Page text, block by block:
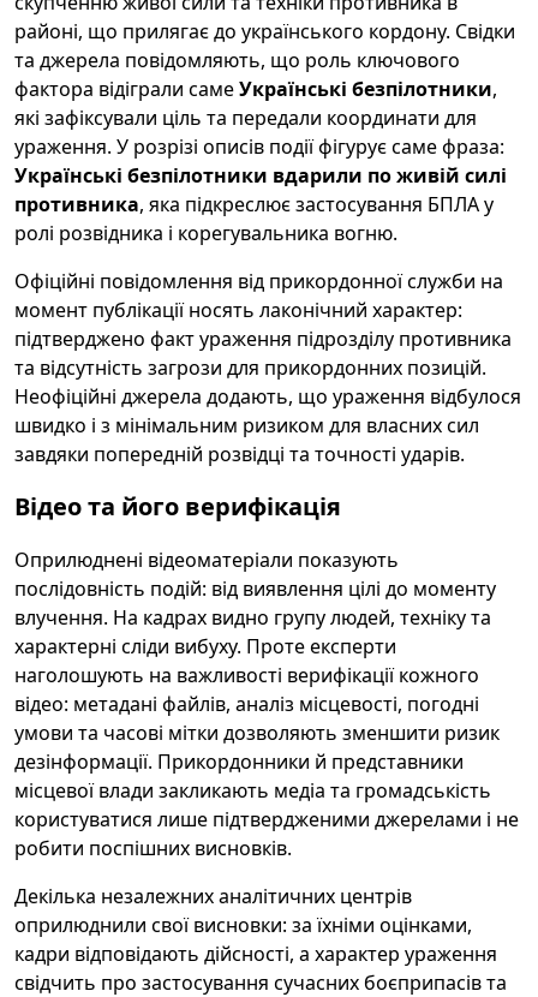
районі, що прилягає до українського кордону. Свідки
та джерела повідомляють, що роль ключового
фактора відіграли самеУкраїнські безпілотники,
які зафіксували ціль та передали координати для
ураження. У розрізі описів події фігурує саме фраза:
Українські безпілотники вдарили по живій силі
противника, яка підкреслює застосування БПЛА у
ролі розвідника і корегувальника вогню.
Офіційні повідомлення від прикордонної служби на
момент публікації носять лаконічний характер:
підтверджено факт ураження підрозділу противника
та відсутність загрози для прикордонних позицій.
Неофіційні джерела додають, що ураження відбулося
швидко і з мінімальним ризиком для власних сил
завдяки попередній розвідці та точності ударів.
Відео та його верифікація
Оприлюднені відеоматеріали показують
послідовність подій: від виявлення цілі до моменту
влучення. На кадрах видно групу людей, техніку та
характерні сліди вибуху. Проте експерти
наголошують на важливості верифікації кожного
відео: метадані файлів, аналіз місцевості, погодні
умови та часові мітки дозволяють зменшити ризик
дезінформації. Прикордонники й представники
місцевої влади закликають медіа та громадськість
користуватися лише підтвердженими джерелами і не
робити поспішних висновків.
Декілька незалежних аналітичних центрів
оприлюднили свої висновки: за їхніми оцінками,
кадри відповідають дійсності, а характер ураження
свідчить про застосування сучасних боєприпасів та